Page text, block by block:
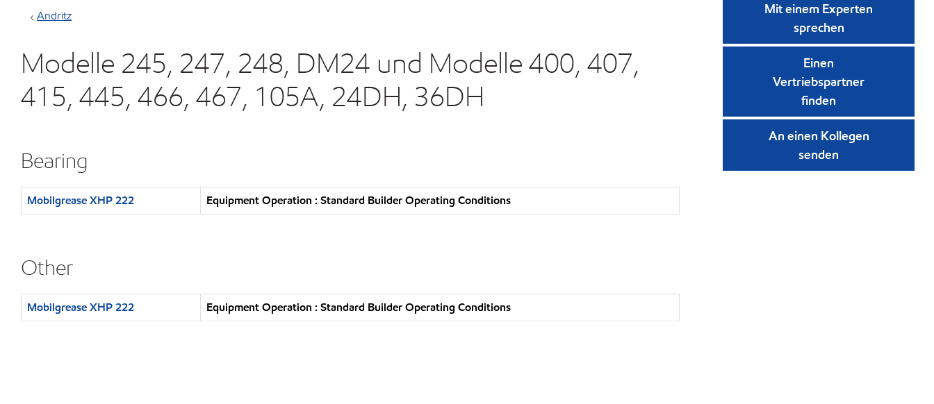
Andritz
Modelle 245, 247, 248, DM24 und Modelle 400, 407,
415, 445, 466, 467, 105A, 24DH, 36DH
Bearing
Mobilgrease XHP 222 Equipment Operation : Standard Builder Operating Conditions
Other
Mobilgrease XHP 222 Equipment Operation : Standard Builder Operating Conditions
Mit einem Experten
sprechen
Einen
Vertriebspartner
finden
An einen Kollegen
senden